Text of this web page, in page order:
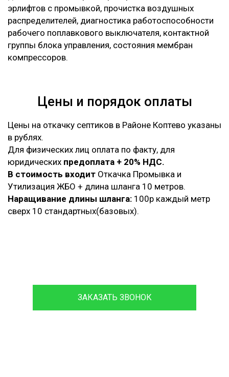
эрлифтов с промывкой, прочистка воздушных
распределителей, диагностика работоспособности
рабочего поплавкового выключателя, контактной
группы блока управления, состояния мембран
компрессоров.
Цены и порядок оплаты
Цены на откачку септиков в Районе Коптево указаны
в рублях.
Для физических лиц оплата по факту, для
юридических предоплата + 20% НДС.
В стоимость входит Откачка Промывка и
Утилизация ЖБО + длина шланга 10 метров.
Наращивание длины шланга: 100р каждый метр
сверх 10 стандартных(базовых).
ЗАКАЗАТЬ ЗВОНОК